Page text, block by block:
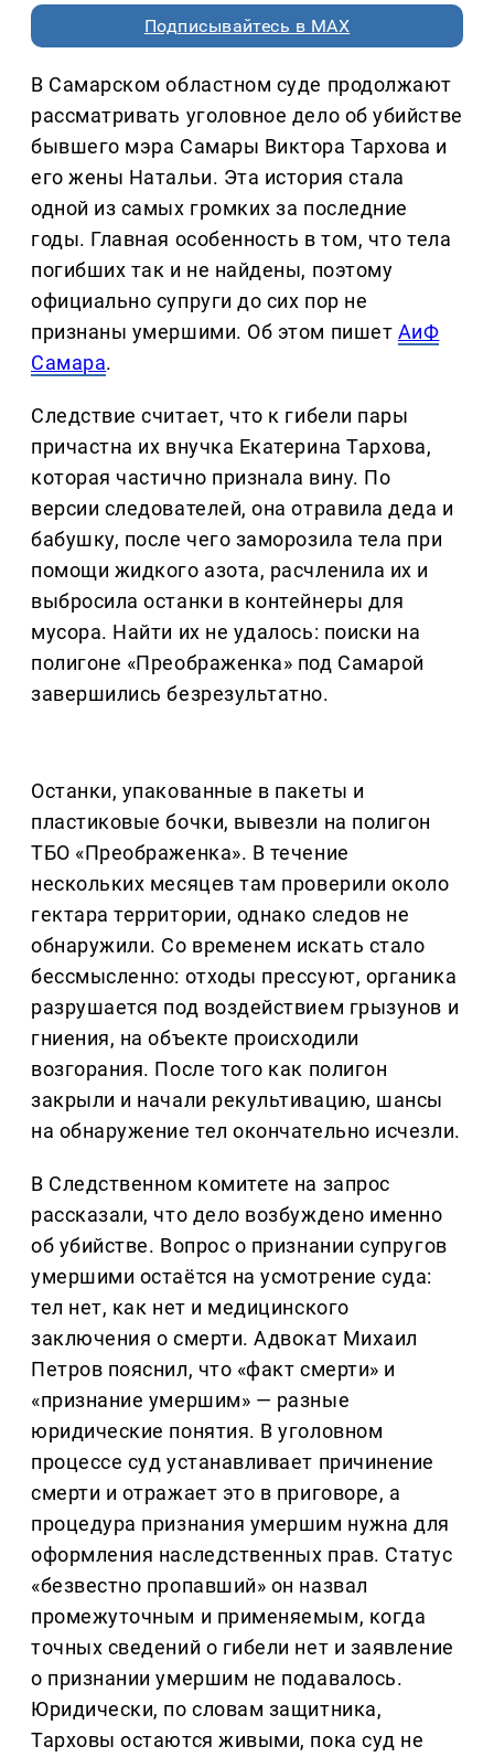
Подписывайтесь в MAX
В Самарском областном суде продолжают
рассматривать уголовное дело об убийстве
бывшего мэра Самары Виктора Тархова и
его жены Натальи. Эта история стала
одной из самых громких за последние
годы. Главная особенность в том, что тела
погибших так и не найдены, поэтому
официально супруги до сих пор не
признаны умершими. Об этом пишет АиФ
Самара.
Следствие считает, что к гибели пары
причастна их внучка Екатерина Тархова,
которая частично признала вину. По
версии следователей, она отравила деда и
бабушку, после чего заморозила тела при
помощи жидкого азота, расчленила их и
выбросила останки в контейнеры для
мусора. Найти их не удалось: поиски на
полигоне «Преображенка» под Самарой
завершились безрезультатно.
Останки, упакованные в пакеты и
пластиковые бочки, вывезли на полигон
ТБО «Преображенка». В течение
нескольких месяцев там проверили около
гектара территории, однако следов не
обнаружили. Со временем искать стало
бессмысленно: отходы прессуют, органика
разрушается под воздействием грызунов и
гниения, на объекте происходили
возгорания. После того как полигон
закрыли и начали рекультивацию, шансы
на обнаружение тел окончательно исчезли.
В Следственном комитете на запрос
рассказали, что дело возбуждено именно
об убийстве. Вопрос о признании супругов
умершими остаётся на усмотрение суда:
тел нет, как нет и медицинского
заключения о смерти. Адвокат Михаил
Петров пояснил, что «факт смерти» и
«признание умершим» — разные
юридические понятия. В уголовном
процессе суд устанавливает причинение
смерти и отражает это в приговоре, а
процедура признания умершим нужна для
оформления наследственных прав. Статус
«безвестно пропавший» он назвал
промежуточным и применяемым, когда
точных сведений о гибели нет и заявление
о признании умершим не подавалось.
Юридически, по словам защитника,
Тарховы остаются живыми, пока суд не